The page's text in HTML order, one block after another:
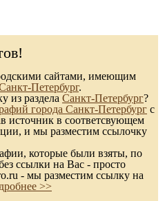
сайтами, имеющим
Петербург.
из раздела Санкт-Петербург?
города Санкт-Петербург с
источник в соответсвующем
и мы разместим ссылочку
которые были взяты, по
ссылки на Вас - просто
- мы разместим ссылку на
>>